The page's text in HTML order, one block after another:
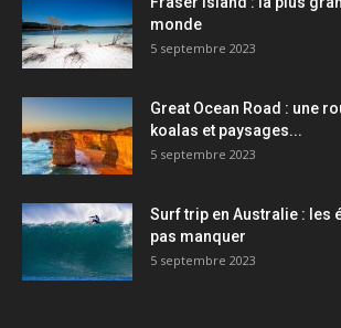
monde
5 septembre 2023
Great Ocean Road : une
koalas et paysages...
5 septembre 2023
Surf trip en Australie : les
pas manquer
5 septembre 2023